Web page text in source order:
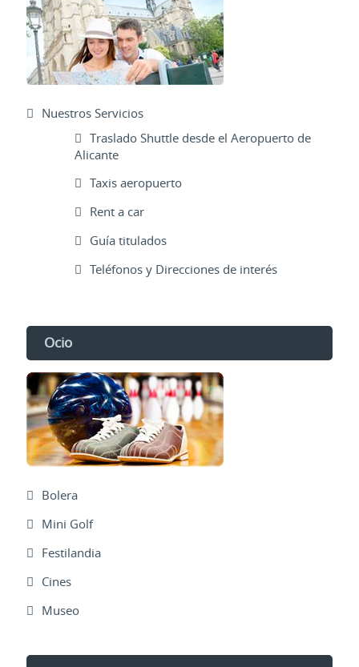
Nuestros Servicios
Traslado Shuttle desde el Aeropuerto de
Alicante
Taxis aeropuerto
Rent a car
Guía titulados
Teléfonos y Direcciones de interés
Ocio
Bolera
Mini Golf
Festilandia
Cines
Museo